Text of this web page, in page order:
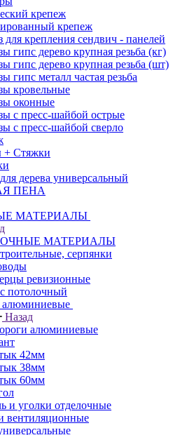
крепеж
крепеж
для крепления сендвич - панелей
гипс дерево крупная резьба (кг)
гипс дерево крупная резьба (шт)
гипс металл частая резьба
кровельные
оконные
с пресс-шайбой острые
с пресс-шайбой сверло
+ Стяжки
дерева универсальный
ПЕНА
МАТЕРИАЛЫ
МАТЕРИАЛЫ
серпянки
ревизионные
потолочный
алюминиевые
Назад
алюминиевые
42мм
38мм
60мм
и уголки отделочные
вентиляционные